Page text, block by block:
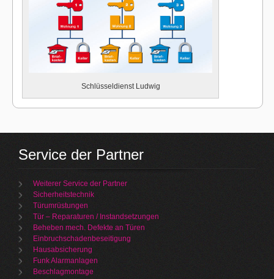
Schlüsseldienst Ludwig
Service der Partner
Weiterer Service der Partner
Sicherheitstechnik
Türumrüstungen
Tür – Reparaturen / Instandsetzungen
Beheben mech. Defekte an Türen
Einbruchschadenbeseitigung
Hausabsicherung
Funk Alarmanlagen
Beschlagmontage